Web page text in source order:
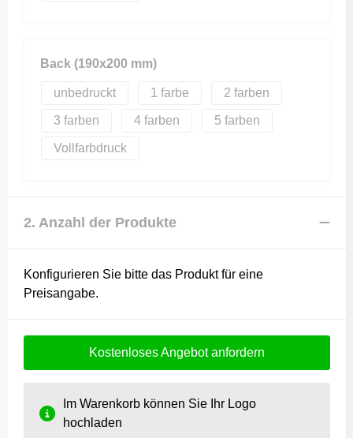
Back (190x200 mm)
unbedruckt 1 2
3 4 5
Vollfarbdruck
2. Anzahl der Produkte
Konfigurieren Sie bitte das Produkt für eine
Preisangabe.
Kostenloses Angebot anfordern
Im Warenkorb können Sie Ihr Logo
hochladen